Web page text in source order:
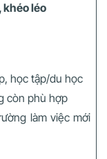
khéo léo
học tập/du học
còn phù hợp
làm việc mới